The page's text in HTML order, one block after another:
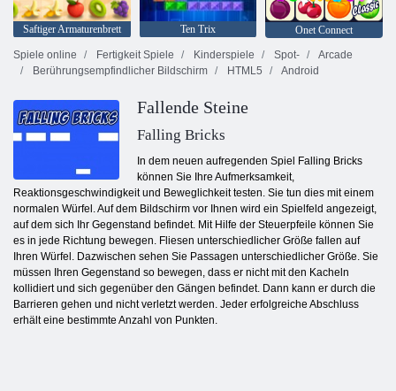
Saftiger Armaturenbrett Ten Trix
Onet Connect
Spiele online
Fertigkeit Spiele Kinderspiele Spot-
Arcade
Berührungsempfindlicher Bildschirm
HTML5 Android
Fallende Steine
Falling Bricks
In dem neuen aufregenden Spiel Falling Bricks
können Sie Ihre Aufmerksamkeit,
Reaktionsgeschwindigkeit und Beweglichkeit testen. Sie tun dies mit einem
normalen Würfel. Auf dem Bildschirm vor Ihnen wird ein Spielfeld angezeigt,
auf dem sich Ihr Gegenstand befindet. Mit Hilfe der Steuerpfeile können Sie
es in jede Richtung bewegen. Fliesen unterschiedlicher Größe fallen auf
Ihren Würfel. Dazwischen sehen Sie Passagen unterschiedlicher Größe. Sie
müssen Ihren Gegenstand so bewegen, dass er nicht mit den Kacheln
kollidiert und sich gegenüber den Gängen befindet. Dann kann er durch die
Barrieren gehen und nicht verletzt werden. Jeder erfolgreiche Abschluss
erhält eine bestimmte Anzahl von Punkten.